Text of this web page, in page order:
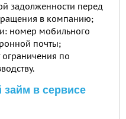
задолженности перед
в компанию;
номер мобильного
почты;
ограничения по
в сервисе